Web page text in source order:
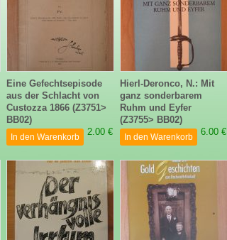
Eine Gefechtsepisode
aus der Schlacht von
Custozza 1866 (Z3751>
BB02)
2.00 €
In den Warenkorb
Hierl-Deronco, N.: Mit
ganz sonderbarem
Ruhm und Eyfer
(Z3755> BB02)
6.00 €
In den Warenkorb